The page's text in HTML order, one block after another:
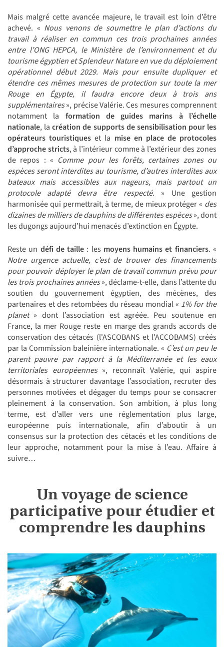
Mais malgré cette avancée majeure, le travail est loin d’être
achevé. « Nous venons de soumettre le plan d’actions du
travail à réaliser en commun ces trois prochaines années
entre l’ONG HEPCA, le Ministère de l’environnement et du
tourisme égyptien et Splendeur Nature en vue du déploiement
opérationnel début 2029. Mais pour ensuite dupliquer et
étendre ces mêmes mesures de protection sur toute la mer
Rouge en Égypte, il faudra encore deux à trois ans
supplémentaires», précise Valérie. Ces mesures comprennent
notamment la formation de guides marins à l’échelle
nationale, lacréation de supports de sensibilisation pour les
opérateurs touristiques et la mise en place de protocoles
d’approche stricts, à l’intérieur comme à l’extérieur des zones
de repos : « Comme pour les forêts, certaines zones ou
espèces seront interdites au tourisme, d’autres interdites aux
bateaux mais accessibles aux nageurs, mais partout un
protocole adapté devra être respecté. » Une gestion
harmonisée qui permettrait, à terme, de mieux protéger « des
dizaines de milliers de dauphins de différentes espèces», dont
les dugongs aujourd’hui menacés d’extinction en Égypte.
Reste un défi de taille : les moyens humains et financiers. «
Notre urgence actuelle, c’est de trouver des financements
pour pouvoir déployer le plan de travail commun prévu pour
les trois prochaines années», déclame-t-elle, dans l’attente du
soutien du gouvernement égyptien, des mécènes, des
partenaires et des retombées du réseau mondial « 1% for the
planet » dont l’association est agréée. Peu soutenue en
France, la mer Rouge reste en marge des grands accords de
conservation des cétacés (l'ASCOBANS et l'ACCOBAMS) créés
par la Commission baleinière internationale. « C’est un peu le
parent pauvre par rapport à la Méditerranée et les eaux
territoriales européennes», reconnaît Valérie, qui aspire
désormais à structurer davantage l’association, recruter des
personnes motivées et dégager du temps pour se consacrer
pleinement à la conservation. Son ambition, à plus long
terme, est d’aller vers une réglementation plus large,
européenne puis internationale, afin d’aboutir à un
consensus sur la protection des cétacés et les conditions de
leur approche, notamment pour la mise à l’eau. Affaire à
suivre…
Un voyage de science
participative pour étudier et
comprendre les dauphins